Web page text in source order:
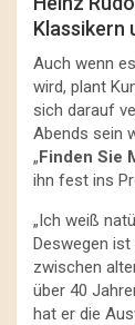
Klassikern
Auch wenn
wird, plant
sich darauf
Abends sein
„Finden Sie
ihn fest ins
„Ich weiß
Deswegen
zwischen
über 40
hat er die